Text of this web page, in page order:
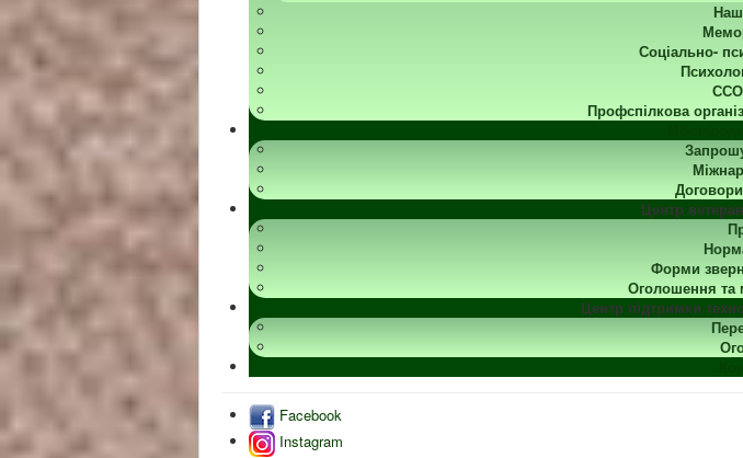
Соціально-
ССО
Профспілкова
Центр
Форми
Оголошення та
Центр підтримки
Facebook
Instagram